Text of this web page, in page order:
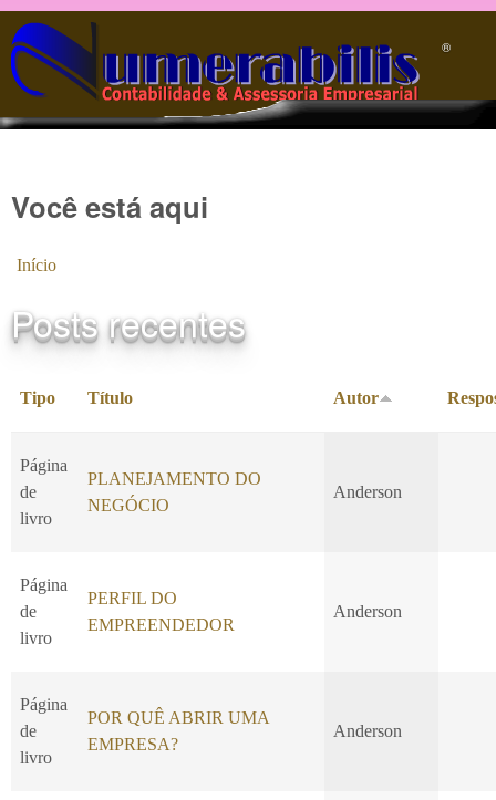
Pular para o conteúdo principal
®️
Você está aqui
Início
Posts recentes
Tipo Título Autor
Página
de
livro
PLANEJAMENTO DO
NEGÓCIO
Anderson
Página
de
livro
PERFIL DO
EMPREENDEDOR
Anderson
Página
de
livro
POR QUÊ ABRIR UMA
EMPRESA?
Anderson